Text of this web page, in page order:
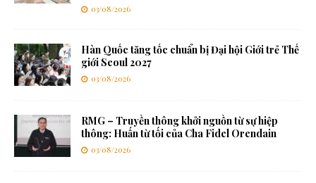
03/08/2026
Hàn Quốc tăng tốc chuẩn bị Đại hội Giới trẻ Thế
giới Seoul 2027
03/08/2026
RMG – Truyền thông khởi nguồn từ sự hiệp
thông: Huấn từ tối của Cha Fidel Orendain
03/08/2026